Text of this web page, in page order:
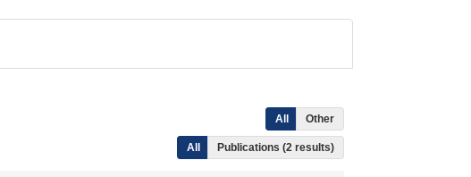
All Other
All Publications (2 results)